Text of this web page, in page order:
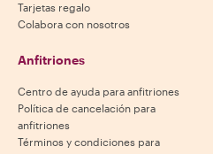
Tarjetas regalo
Colabora con nosotros
Anfitriones
Centro de ayuda para anfitriones
Política de cancelación para
anfitriones
Términos y condiciones para